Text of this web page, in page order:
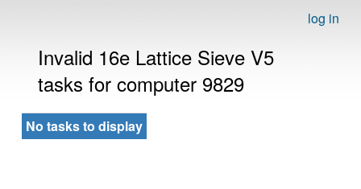
log in
Invalid 16e Lattice Sieve V5
tasks for computer 9829
No tasks to display